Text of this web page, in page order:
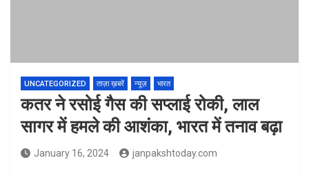
UNCATEGORIZED ताज़ा ख़बरें न्यूज़ भारत
कतर ने रसोई गैस की सप्लाई रोकी, लाल
सागर में हमले की आशंका, भारत में तनाव बढ़ा
January 16, 2024 janpakshtoday.com